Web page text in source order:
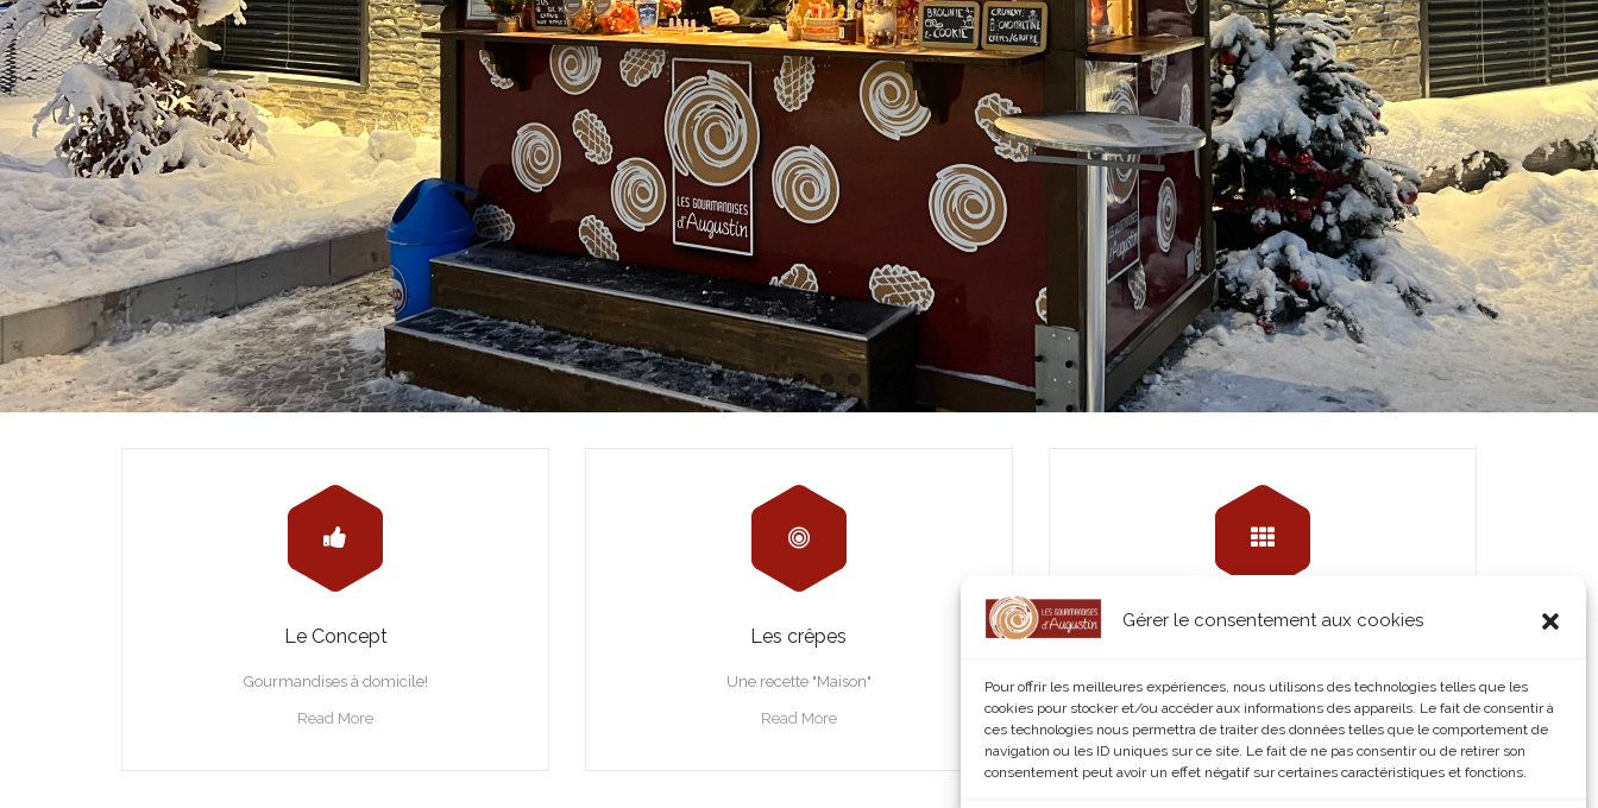
Gérer le consentement aux cookies
Pour offrir les meilleures expériences, nous utilisons des technologies telles que les
cookies pour stocker et/ou accéder aux informations des appareils. Le fait de consentir à
ces technologies nous permettra de traiter des données telles que le comportement de
navigation ou les ID uniques sur ce site. Le fait de ne pas consentir ou de retirer son
consentement peut avoir un effet négatif sur certaines caractéristiques et fonctions.
Le Concept
Gourmandises à domicile!
Read More
Les crêpes
Une recette "Maison"
Read More
©Waffle King
Read More